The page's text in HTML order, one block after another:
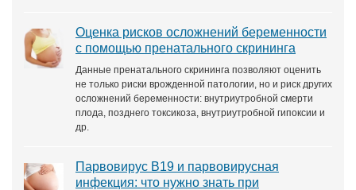
Оценка рисков осложнений беременности
с помощью пренатального скрининга
Данные пренатального скрининга позволяют оценить
не только риски врожденной патологии, но и риск других
осложнений беременности: внутриутробной смерти
плода, позднего токсикоза, внутриутробной гипоксии и
др.
Парвовирус B19 и парвовирусная
инфекция: что нужно знать при